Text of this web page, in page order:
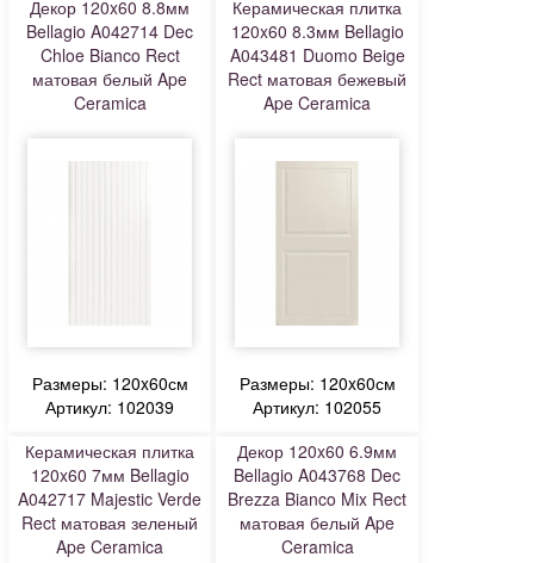
Декор 120x60 8.8мм
Bellagio A042714 Dec
Chloe Bianco Rect
матовая белый Ape
Ceramica
Размеры: 120x60см
Артикул: 102039
Керамическая плитка
120x60 8.3мм Bellagio
A043481 Duomo Beige
Rect матовая бежевый
Ape Ceramica
Размеры: 120x60см
Артикул: 102055
Керамическая плитка
120x60 7мм Bellagio
A042717 Majestic Verde
Rect матовая зеленый
Ape Ceramica
Декор 120x60 6.9мм
Bellagio A043768 Dec
Brezza Bianco Mix Rect
матовая белый Ape
Ceramica